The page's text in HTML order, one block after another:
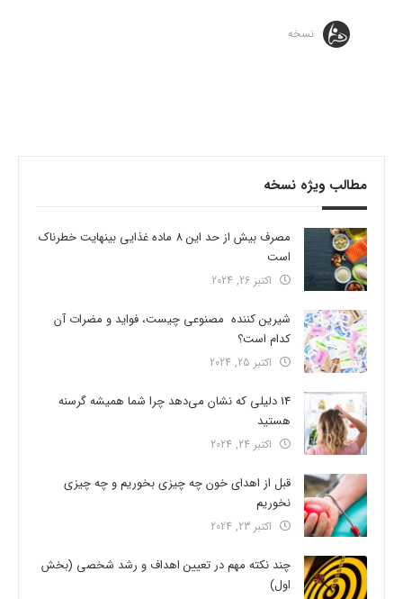
نسخه
مطالب ویژه نسخه
مصرف بیش از حد این 8 ماده غذایی بینهایت خطرناک
است
اکتبر 26, 2024
شیرین کننده مصنوعی چیست، فواید و مضرات آن
کدام است؟
اکتبر 25, 2024
14 دلیلی که نشان می‌دهد چرا شما همیشه گرسنه
هستید
اکتبر 24, 2024
قبل از اهدای خون چه چیزی بخوریم و چه چیزی
نخوریم
اکتبر 23, 2024
چند نکته مهم در تعیین اهداف و رشد شخصی (بخش
اول)